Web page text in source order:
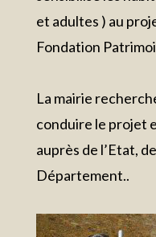
et adultes ) au
Fondation
La mairie
conduire le projet
auprès de l’Etat,
Département..